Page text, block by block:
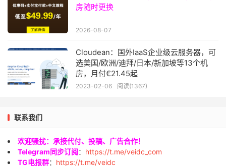
房随时更换
2026-08-07
Cloudean：国外IaaS企业级云服务器，可
选美国/欧洲/迪拜/日本/新加坡等13个机
房，月付€21.45起
2023-02-06 阅读(1367)
联系我们
欢迎骚扰：承接代付、投稿、广告合作！
Telegram同步订阅： https://t.me/veidc_com
TG电报群： https://t.me/veidc